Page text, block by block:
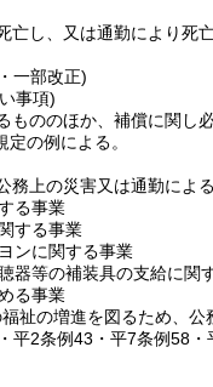
亡し、又は通勤により死
一部改正)
事項)
もののほか、補償に関し
の例による。
務上の災害又は通勤によ
る事業
する事業
ンに関する事業
器等の補装具の支給に関
る事業
祉の増進を図るため、
平2条例43・平7条例58